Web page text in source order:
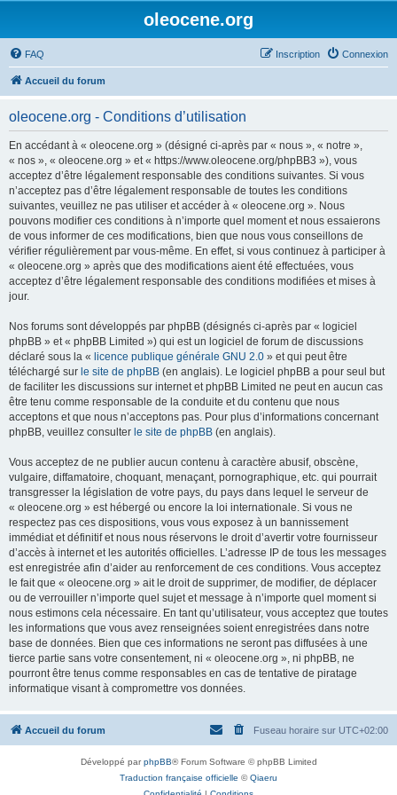
oleocene.org
FAQ Connexion
Inscription
Accueil du forum
oleocene.org - Conditions d’utilisation
En accédant à « oleocene.org » (désigné ci-après par « nous », « notre »,
« nos », « oleocene.org » et « https://www.oleocene.org/phpBB3 »), vous
acceptez d’être légalement responsable des conditions suivantes. Si vous
n’acceptez pas d’être légalement responsable de toutes les conditions
suivantes, veuillez ne pas utiliser et accéder à « oleocene.org ». Nous
pouvons modifier ces conditions à n’importe quel moment et nous essaierons
de vous informer de ces modifications, bien que nous vous conseillons de
vérifier régulièrement par vous-même. En effet, si vous continuez à participer à
« oleocene.org » après que des modifications aient été effectuées, vous
acceptez d’être légalement responsable des conditions modifiées et mises à
jour.
Nos forums sont développés par phpBB (désignés ci-après par « logiciel
phpBB » et « phpBB Limited ») qui est un logiciel de forum de discussions
déclaré sous la « licence publique générale GNU 2.0 » et qui peut être
téléchargé sur le site de phpBB (en anglais). Le logiciel phpBB a pour seul but
de faciliter les discussions sur internet et phpBB Limited ne peut en aucun cas
être tenu comme responsable de la conduite et du contenu que nous
acceptons et que nous n’acceptons pas. Pour plus d’informations concernant
phpBB, veuillez consulter le site de phpBB (en anglais).
Vous acceptez de ne publier aucun contenu à caractère abusif, obscène,
vulgaire, diffamatoire, choquant, menaçant, pornographique, etc. qui pourrait
transgresser la législation de votre pays, du pays dans lequel le serveur de
« oleocene.org » est hébergé ou encore la loi internationale. Si vous ne
respectez pas ces dispositions, vous vous exposez à un bannissement
immédiat et définitif et nous nous réservons le droit d’avertir votre fournisseur
d’accès à internet et les autorités officielles. L’adresse IP de tous les messages
est enregistrée afin d’aider au renforcement de ces conditions. Vous acceptez
le fait que « oleocene.org » ait le droit de supprimer, de modifier, de déplacer
ou de verrouiller n’importe quel sujet et message à n’importe quel moment si
nous estimons cela nécessaire. En tant qu’utilisateur, vous acceptez que toutes
les informations que vous avez renseignées soient enregistrées dans notre
base de données. Bien que ces informations ne seront pas diffusées à une
tierce partie sans votre consentement, ni « oleocene.org », ni phpBB, ne
pourront être tenus comme responsables en cas de tentative de piratage
informatique visant à compromettre vos données.
Accueil du forum Fuseau horaire sur UTC+02:00
Développé parphpBB® Forum Software © phpBB Limited
Traduction française officielle ©Qiaeru